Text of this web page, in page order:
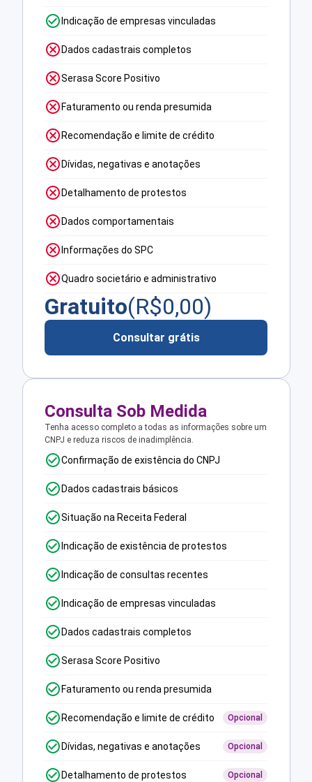
Indicação de empresas vinculadas
Dados cadastrais completos
Serasa Score Positivo
Faturamento ou renda presumida
Recomendação e limite de crédito
Dívidas, negativas e anotações
Detalhamento de protestos
Dados comportamentais
Informações do SPC
Quadro societário e administrativo
Gratuito(R$0,00)
Consultar grátis
Consulta Sob Medida
Tenha acesso completo a todas as informações sobre um
CNPJ e reduza riscos de inadimplência.
Confirmação de existência do CNPJ
Dados cadastrais básicos
Situação na Receita Federal
Indicação de existência de protestos
Indicação de consultas recentes
Indicação de empresas vinculadas
Dados cadastrais completos
Serasa Score Positivo
Faturamento ou renda presumida
Recomendação e limite de crédito Opcional
Dívidas, negativas e anotações Opcional
Detalhamento de protestos Opcional